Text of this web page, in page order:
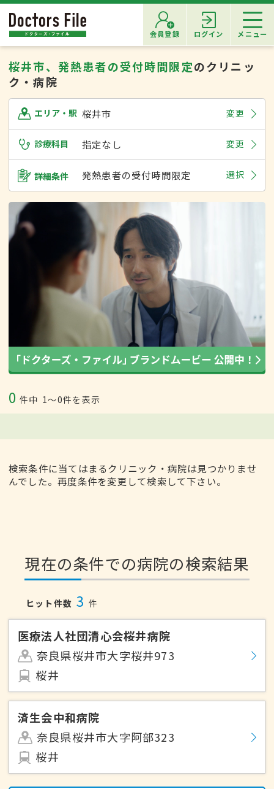
会員登録 ログイン メニュー
桜井市、発熱患者の受付時間限定のクリニッ
ク・病院
エリア・駅 桜井市 変更
診療科目 指定なし 変更
詳細条件 発熱患者の受付時間限定 選択
0 件中 1〜0件を表示
検索条件に当てはまるクリニック・病院は見つかりませ
んでした。再度条件を変更して検索して下さい。
現在の条件での病院の検索結果
ヒット件数 3 件
医療法人社団清心会桜井病院
奈良県桜井市大字桜井973
桜井
済生会中和病院
奈良県桜井市大字阿部323
桜井